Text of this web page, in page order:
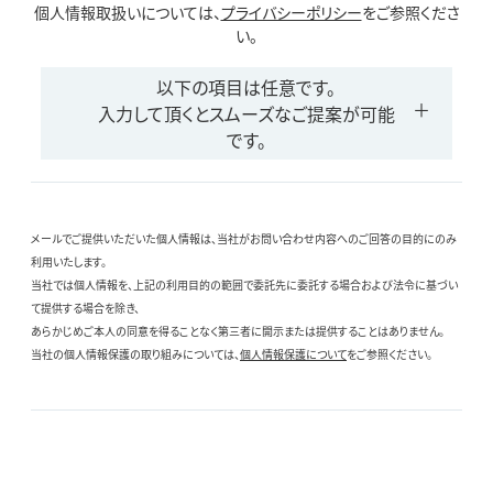
個人情報取扱いについては、プライバシーポリシーをご参照くださ
い。
以下の項目は任意です。
入力して頂くとスムーズなご提案が可能
です。
メールでご提供いただいた個人情報は、当社がお問い合わせ内容へのご回答の目的にのみ
利用いたします。
当社では個人情報を、上記の利用目的の範囲で委託先に委託する場合および法令に基づい
て提供する場合を除き、
あらかじめご本人の同意を得ることなく第三者に開示または提供することはありません。
当社の個人情報保護の取り組みについては、個人情報保護についてをご参照ください。